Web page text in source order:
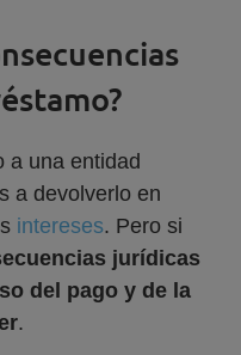
a una entidad
a devolverlo en
intereses. Pero si
jurídicas
del pago y de la
.